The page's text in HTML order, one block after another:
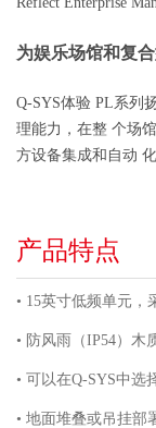
为娱乐场馆和复
Q-SYS体验 PL系列
理能力，在整 个场
方设备集成和自动
产品特点
• 15英寸低频单元，
• 防风雨（IP54）木
• 可以在Q-SYS中选
• 地面堆叠或吊挂部